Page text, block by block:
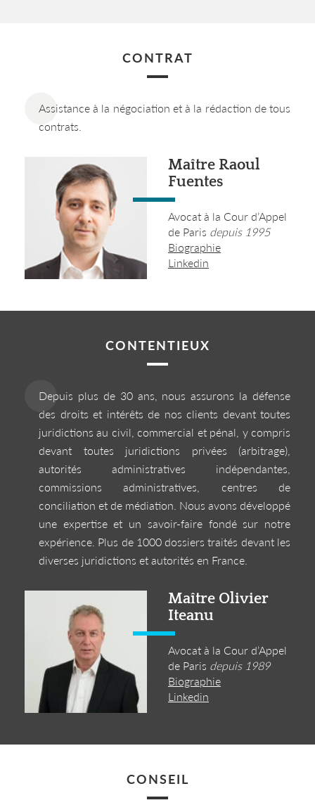
CONTRAT
Assistance à la négociation et à la rédaction de tous
contrats.
Maître Raoul
Fuentes
Avocat à la Cour d’Appel
de Paris depuis 1995
Biographie
Linkedin
CONTENTIEUX
Depuis plus de 30 ans, nous assurons la défense
des droits et intérêts de nos clients devant toutes
juridictions au civil, commercial et pénal, y compris
devant toutes juridictions privées (arbitrage),
autorités administratives indépendantes,
commissions administratives, centres de
conciliation et de médiation. Nous avons développé
une expertise et un savoir-faire fondé sur notre
expérience. Plus de 1000 dossiers traités devant les
diverses juridictions et autorités en France.
Maître Olivier
Iteanu
Avocat à la Cour d’Appel
de Paris depuis 1989
Biographie
Linkedin
CONSEIL